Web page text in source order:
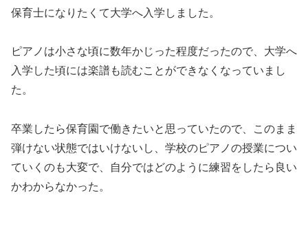
保育士になりたくて大学へ入学しました。
ピアノは小さな頃に数年かじった程度だったので、大学へ
入学した頃には楽譜も読むことができなくなっていまし
た。
卒業したら保育園で働きたいと思っていたので、このまま
弾けない状態ではいけないし、学校のピアノの授業につい
ていくのも大変で、自分ではどのように練習をしたら良い
かわからなかった。